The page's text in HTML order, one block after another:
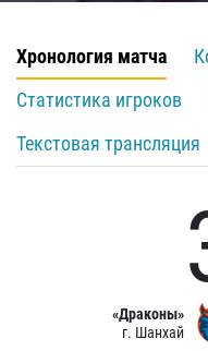
Хронология матча
Статистика игроков
Текстовая трансляция
«Драконы»
г. Шанхай